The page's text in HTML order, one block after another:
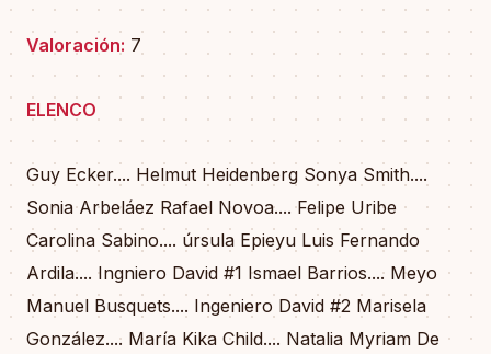
Valoración: 7
ELENCO
Guy Ecker.... Helmut Heidenberg Sonya Smith....
Sonia Arbeláez Rafael Novoa.... Felipe Uribe
Carolina Sabino.... úrsula Epieyu Luis Fernando
Ardila.... Ingniero David #1 Ismael Barrios.... Meyo
Manuel Busquets.... Ingeniero David #2 Marisela
González.... María Kika Child.... Natalia Myriam De